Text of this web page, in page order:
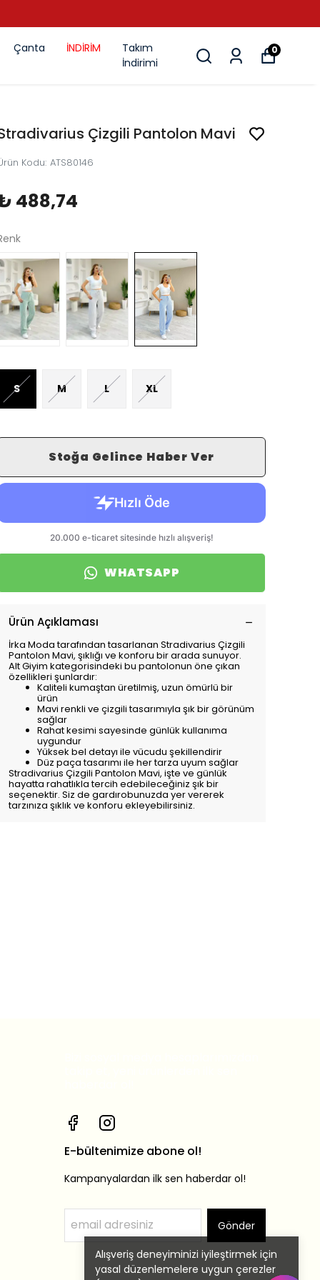
Çanta İNDİRİM
Takım
İndirimi
0
Alışveriş deneyiminizi iyileştirmek için
yasal düzenlemelere uygun çerezler
Çizgili Pantolon Mavi
Kodu: ATS80146
488,74
S M L XL
Stoğa Gelince Haber Ver
WHATSAPP
Ürün Açıklaması
İrka Moda tarafından tasarlanan Stradivarius Çizgili
Pantolon Mavi, şıklığı ve konforu bir arada sunuyor.
Alt Giyim kategorisindeki bu pantolonun öne çıkan
özellikleri şunlardır:
Kaliteli kumaştan üretilmiş, uzun ömürlü bir
ürün
Mavi renkli ve çizgili tasarımıyla şık bir görünüm
sağlar
Rahat kesimi sayesinde günlük kullanıma
uygundur
Yüksek bel detayı ile vücudu şekillendirir
Düz paça tasarımı ile her tarza uyum sağlar
Stradivarius Çizgili Pantolon Mavi, işte ve günlük
hayatta rahatlıkla tercih edebileceğiniz şık bir
seçenektir. Siz de gardırobunuzda yer vererek
tarzınıza şıklık ve konforu ekleyebilirsiniz.
E-bültenimize abone ol!
Kampanyalardan ilk sen haberdar ol!
Gönder